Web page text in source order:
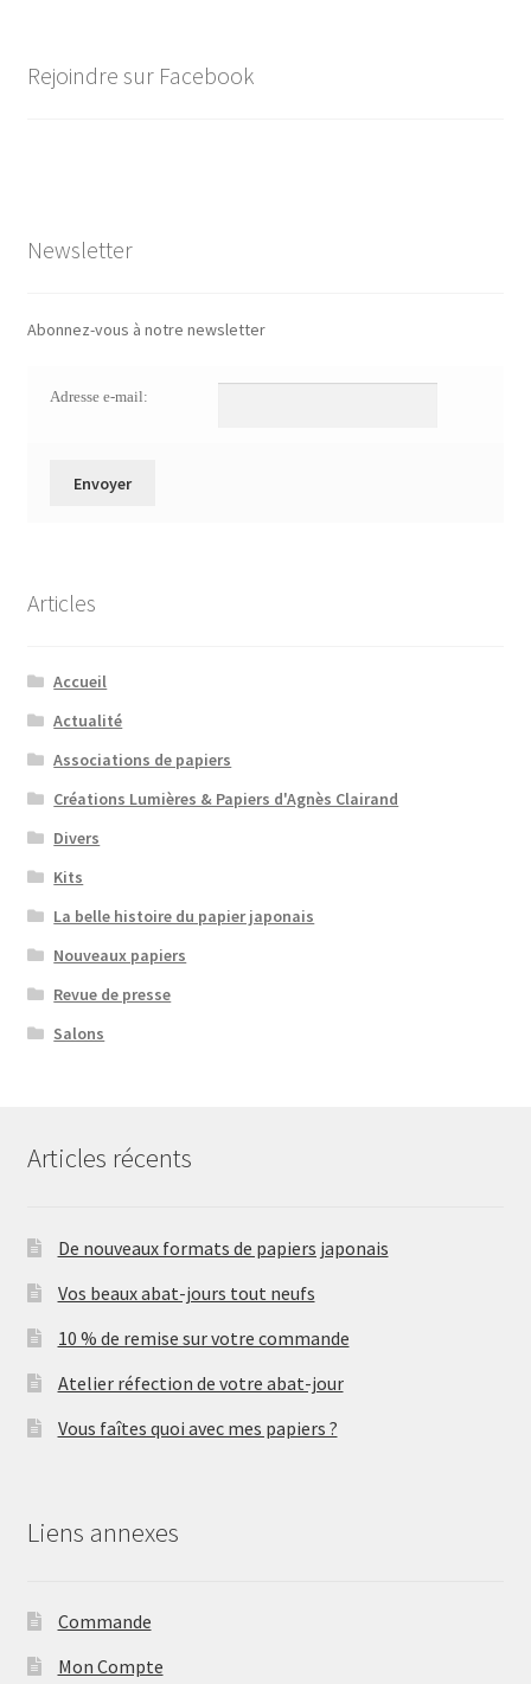
Rejoindre sur Facebook
Newsletter
Abonnez-vous à notre newsletter
Adresse e-mail:
Articles
Accueil
Actualité
Associations de papiers
Créations Lumières & Papiers d'Agnès Clairand
Divers
Kits
La belle histoire du papier japonais
Nouveaux papiers
Revue de presse
Salons
Articles récents
De nouveaux formats de papiers japonais
Vos beaux abat-jours tout neufs
10 % de remise sur votre commande
Atelier réfection de votre abat-jour
Vous faîtes quoi avec mes papiers ?
Liens annexes
Commande
Mon Compte